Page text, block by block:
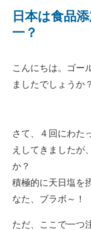
日本は食
一？
こんにちは。ゴー
ましたでしょうか？
さて、４回にわた
えしてきましたが
か？
積極的に天日塩を
なた、ブラボ～！
ただ、ここで一つ